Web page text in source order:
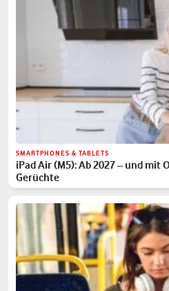
SMARTPHONES & TABLETS
iPad Air (M5): Ab 2027 – und mit
Gerüchte